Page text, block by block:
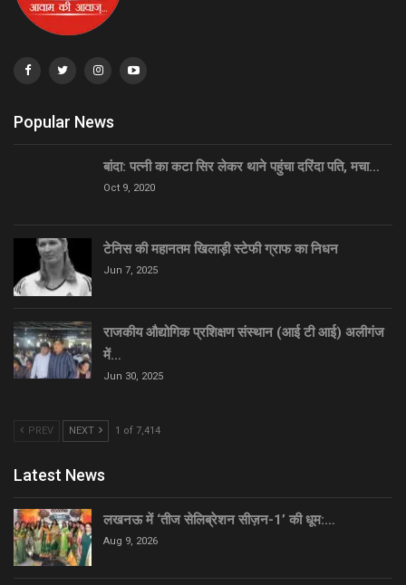
Popular News
बांदा: पत्नी का कटा सिर लेकर थाने पहुंचा दरिंदा पति, मचा…
Oct 9, 2020
टेनिस की महानतम खिलाड़ी स्टेफी ग्राफ का निधन
Jun 7, 2025
राजकीय औद्योगिक प्रशिक्षण संस्थान (आई टी आई) अलीगंज
में…
Jun 30, 2025
PREV NEXT 1 of 7,414
Latest News
लखनऊ में ‘तीज सेलिब्रेशन सीज़न-1’ की धूम:…
Aug 9, 2026